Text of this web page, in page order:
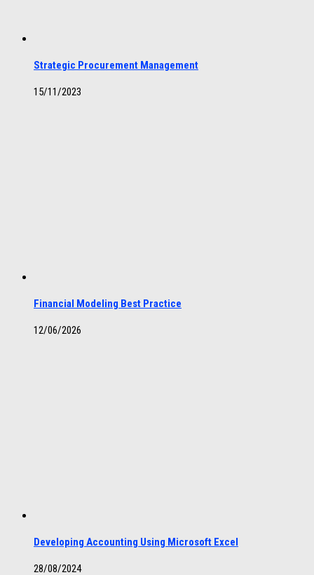
Strategic Procurement Management
15/11/2023
Financial Modeling Best Practice
12/06/2026
Developing Accounting Using Microsoft Excel
28/08/2024